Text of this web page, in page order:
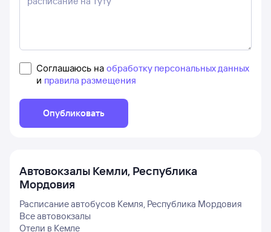
Соглашаюсь на обработку персональных данных
и правила размещения
Опубликовать
Автовокзалы Кемли, Республика
Мордовия
Расписание автобусов Кемля, Республика Мордовия
Все автовокзалы
Отели в Кемле